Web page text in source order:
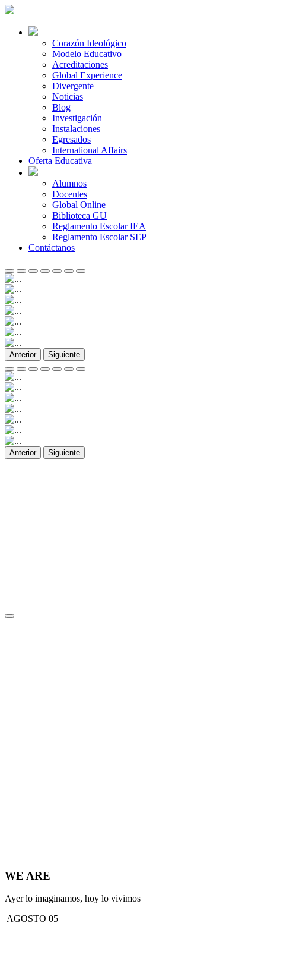
Corazón Ideológico
Modelo Educativo
Acreditaciones
Global Experience
Divergente
Noticias
Blog
Investigación
Instalaciones
Egresados
International Affairs
Oferta Educativa
Alumnos
Docentes
Global Online
Biblioteca GU
Reglamento Escolar IEA
Reglamento Escolar SEP
Contáctanos
Anterior Siguiente
Anterior Siguiente
WE ARE
Ayer lo imaginamos, hoy lo vivimos
AGOSTO 05